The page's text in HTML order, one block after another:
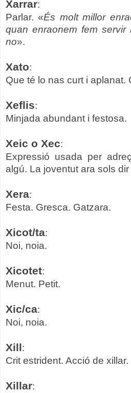
Xarrar:
Parlar. «És molt millor
quan enraonem fem
no».
Xato:
Que té lo nas curt i aplanat.
Xeflis:
Minjada abundant i festosa.
Xeic o Xec:
Expressió usada per
algú. La joventut ara sols dir
Xera:
Festa. Gresca. Gatzara.
Xicot/ta:
Noi, noia.
Xicotet:
Menut. Petit.
Xic/ca:
Noi, noia.
Xill:
Crit estrident. Acció de xillar.
Xillar: